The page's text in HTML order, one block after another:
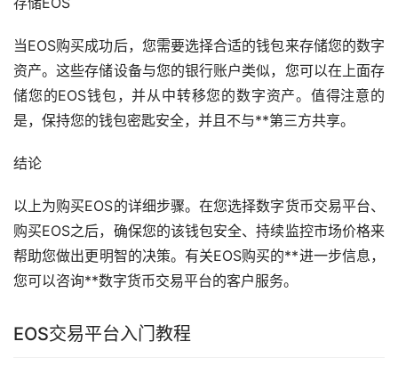
当EOS购买成功后，您需要选择合适的钱包来存储您的数字
资产。这些存储设备与您的银行账户类似，您可以在上面存
储您的EOS钱包，并从中转移您的数字资产。值得注意的
是，保持您的钱包密匙安全，并且不与**第三方共享。
结论
以上为购买EOS的详细步骤。在您选择数字货币交易平台、
购买EOS之后，确保您的该钱包安全、持续监控市场价格来
帮助您做出更明智的决策。有关EOS购买的**进一步信息，
您可以咨询**数字货币交易平台的客户服务。
EOS交易平台入门教程